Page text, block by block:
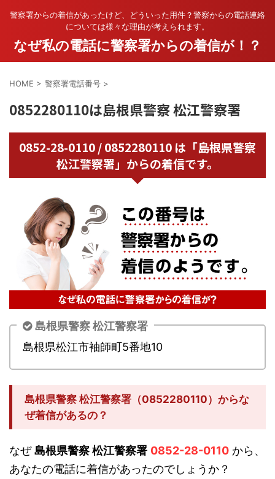
警察署からの着信があったけど、どういった用件？警察からの電話連絡
については様々な理由が考えられます。
なぜ私の電話に警察署からの着信が！？
HOME > 警察署電話番号 >
0852280110は島根県警察 松江警察署
0852-28-0110 / 0852280110 は「島根県警察
松江警察署」からの着信です。
島根県警察 松江警察署
島根県松江市袖師町5番地10
島根県警察 松江警察署（0852280110）からな
ぜ着信があるの？
なぜ島根県警察 松江警察署 0852-28-0110 から、
あなたの電話に着信があったのでしょうか？